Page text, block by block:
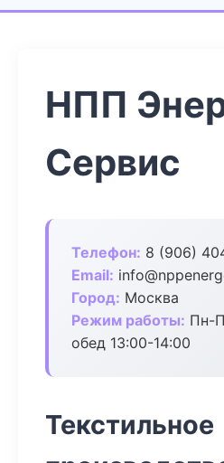
НПП
Сервис
Телефон: 8 (906)
Email:
Город: Москва
Режим работы: Пн-
обед 13:00-14:00
Текстильное